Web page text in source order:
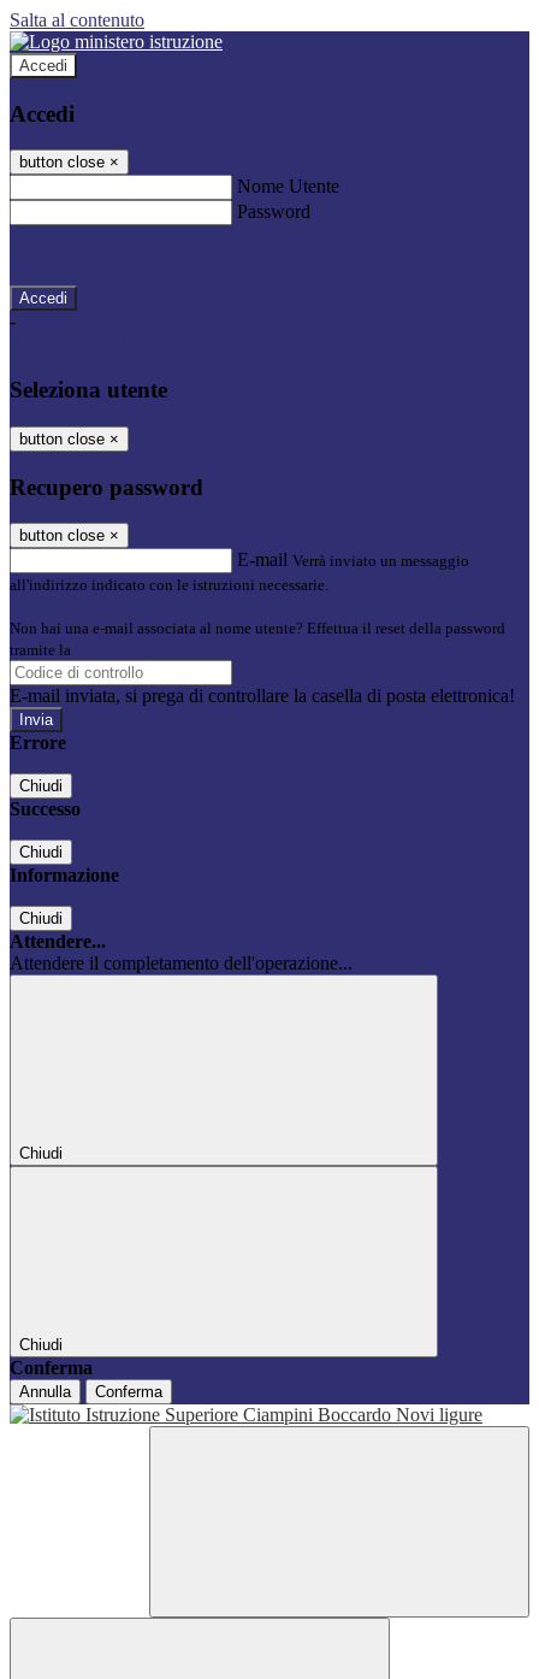
Salta al contenuto
Accedi
Accedi
button close ×
Nome Utente
Password
-
Seleziona utente
button close ×
Recupero password
button close ×
E-mail Verrà inviato un messaggio
all'indirizzo indicato con le istruzioni necessarie.
Non hai una e-mail associata al nome utente? Effettua il reset della password
tramite la
E-mail inviata, si prega di controllare la casella di posta elettronica!
Errore
Chiudi
Successo
Chiudi
Informazione
Chiudi
Attendere...
Attendere il completamento dell'operazione...
Chiudi
Chiudi
Conferma
Annulla Conferma